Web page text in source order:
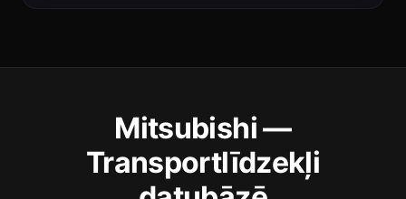
Mitsubishi —
Transportlīdzekļi